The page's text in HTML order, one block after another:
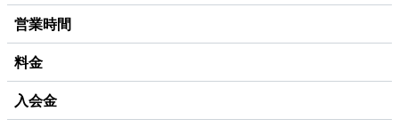
営業時間
料金
入会金